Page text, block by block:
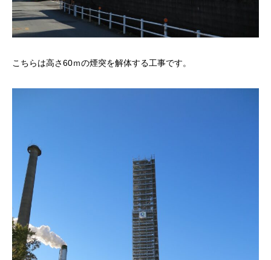
こちらは高さ60ｍの煙突を解体する工事です。